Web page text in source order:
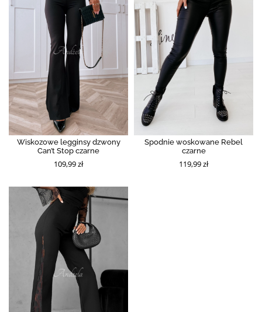
Wiskozowe legginsy dzwony
Can’t Stop czarne
109,99 zł
Spodnie woskowane Rebel
czarne
119,99 zł